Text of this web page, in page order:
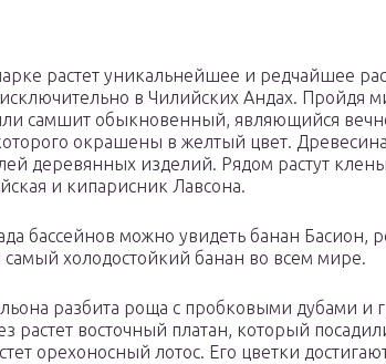
растет уникальнейшее и редчайшее
в Чилийских Андах. Пройдя
самшит обыкновенный, являющийся
окрашены в желтый цвет.
деревянных изделий. Рядом растут
и кипарисник Лавсона.
бассейнов можно увидеть банан Басион,
самый холодостойкий банан во всем мире.
разбита роща с пробковыми дубами и
растет восточный платан, который
орехоносный лотос. Его цветки